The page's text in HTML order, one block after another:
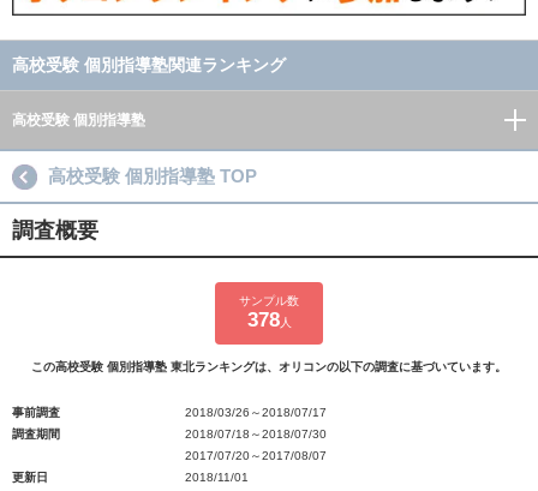
高校受験 個別指導塾関連ランキング
高校受験 個別指導塾
高校受験 個別指導塾 TOP
調査概要
サンプル数
378人
この高校受験 個別指導塾 東北ランキングは、オリコンの以下の調査に基づいています。
事前調査
2018/03/26～2018/07/17
調査期間
2018/07/18～2018/07/30
2017/07/20～2017/08/07
更新日
2018/11/01